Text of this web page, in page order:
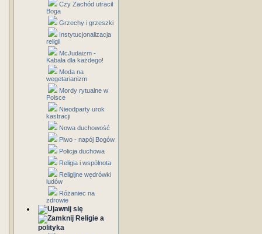
Czy Zachód utracił
Boga
Grzechy i grzeszki
Instytucjonalizacja
religii
McJudaizm -
Kabała dla każdego!
Moda na
wegetarianizm
Mordy rytualne w
Polsce
Nieodparty urok
kastracji
Nowa duchowość
Piwo - napój Bogów
Policja duchowa
Religia i wspólnota
Religijne wędrówki
ludów
Różaniec na
zdrowie
Religie a
polityka